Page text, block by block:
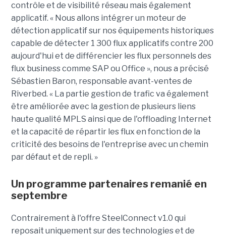
contrôle et de visibilité réseau mais également
applicatif. « Nous allons intégrer un moteur de
détection applicatif sur nos équipements historiques
capable de détecter 1 300 flux applicatifs contre 200
aujourd'hui et de différencier les flux personnels des
flux business comme SAP ou Office », nous a précisé
Sébastien Baron, responsable avant-ventes de
Riverbed. « La partie gestion de trafic va également
être améliorée avec la gestion de plusieurs liens
haute qualité MPLS ainsi que de l'offloading Internet
et la capacité de répartir les flux en fonction de la
criticité des besoins de l'entreprise avec un chemin
par défaut et de repli. »
Un programme partenaires remanié en
septembre
Contrairement à l'offre SteelConnect v1.0 qui
reposait uniquement sur des technologies et de